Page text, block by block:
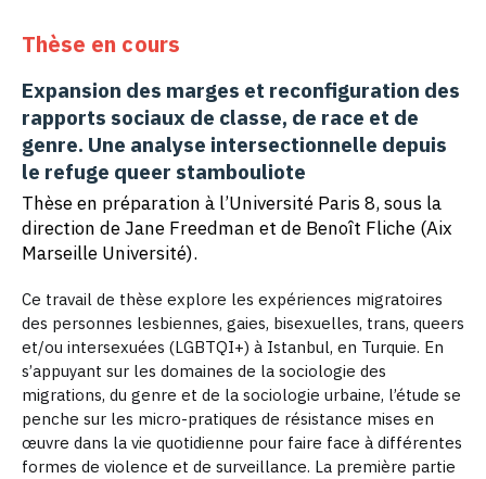
Thèse en cours
Expansion des marges et reconfiguration des
rapports sociaux de classe, de race et de
genre. Une analyse intersectionnelle depuis
le refuge queer stambouliote
Thèse en préparation à l’Université Paris 8, sous la
direction de Jane Freedman et de Benoît Fliche (Aix
Marseille Université).
Ce travail de thèse explore les expériences migratoires
des personnes lesbiennes, gaies, bisexuelles, trans, queers
et/ou intersexuées (LGBTQI+) à Istanbul, en Turquie. En
s’appuyant sur les domaines de la sociologie des
migrations, du genre et de la sociologie urbaine, l’étude se
penche sur les micro-pratiques de résistance mises en
œuvre dans la vie quotidienne pour faire face à différentes
formes de violence et de surveillance. La première partie